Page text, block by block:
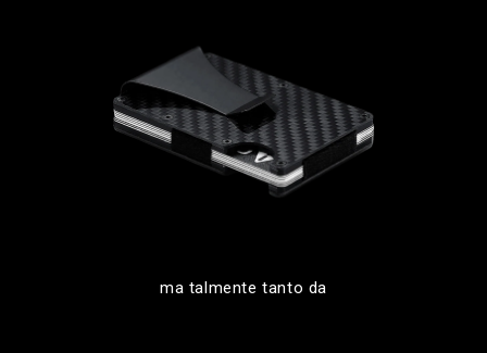
ma talmente tanto da